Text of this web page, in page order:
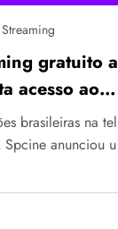
Streaming
gratuito a
acesso ao
brasileiras na tel
anunciou u